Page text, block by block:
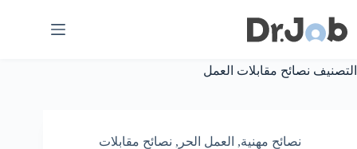
إلى
المحتوى
التصنيف نصائح مقابلات العمل
نصائح مهنية, العمل الحر , نصائح مقابلات